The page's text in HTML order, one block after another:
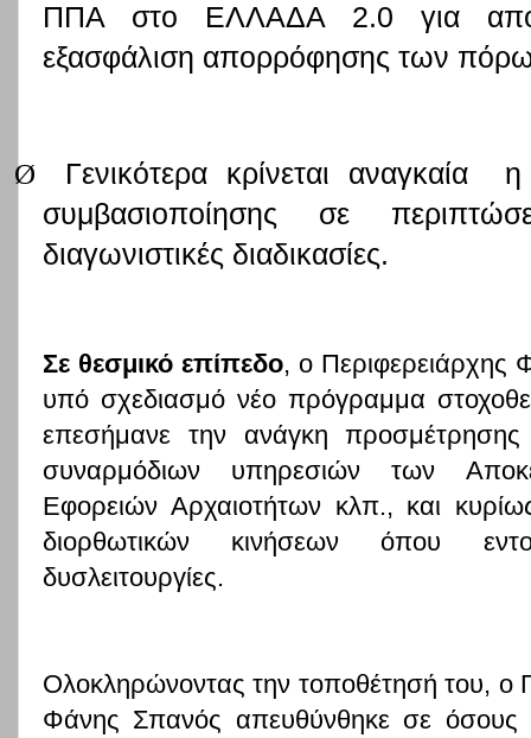
ΠΠΑ στο ΕΛΛΑΔΑ 2.0 για
εξασφάλιση απορρόφησης των
Ø
Γενικότερα κρίνεται αναγκαία
συμβασιοποίησης σε
διαγωνιστικές διαδικασίες.
Σε θεσμικό επίπεδο, ο Περιφερειάρχης
υπό σχεδιασμό νέο πρόγραμμα
επεσήμανε την ανάγκη
συναρμόδιων υπηρεσιών των
Εφορειών Αρχαιοτήτων κλπ., και
διορθωτικών κινήσεων όπου
δυσλειτουργίες.
Ολοκληρώνοντας την τοποθέτησή του, ο
Φάνης Σπανός απευθύνθηκε σε όσους